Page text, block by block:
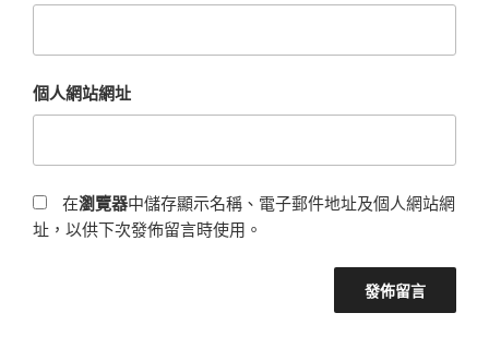
個人網站網址
在瀏覽器中儲存顯示名稱、電子郵件地址及個人網站網
址，以供下次發佈留言時使用。